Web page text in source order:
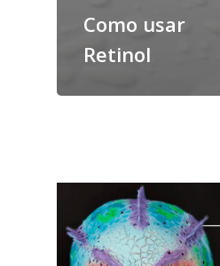
Como usar
Retinol